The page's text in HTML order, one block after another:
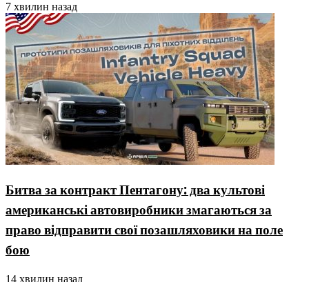
7 хвилин назад
Битва за контракт Пентагону: два культові
американські автовиробники змагаються за
право відправити свої позашляховики на поле
бою
14 хвилин назад